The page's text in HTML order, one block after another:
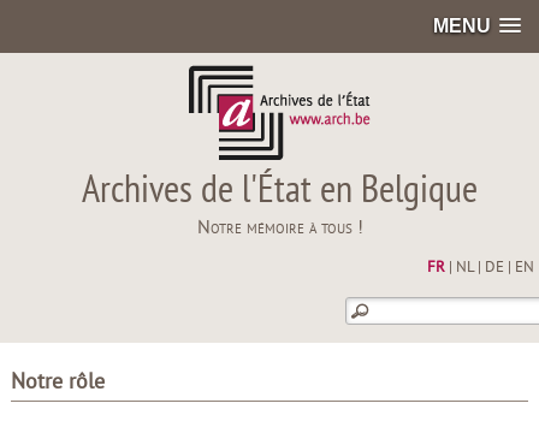
MENU
Archives de l'État en Belgique
Notre mémoire à tous !
FR| NL| DE EN
Notre rôle